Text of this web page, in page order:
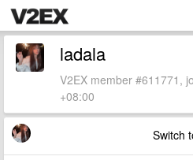
ladala
V2EX member #611771,
+08:00
Switch